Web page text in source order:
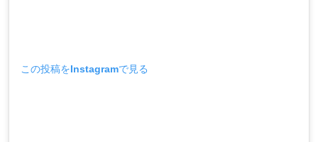
この投稿をInstagramで見る